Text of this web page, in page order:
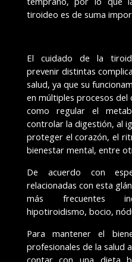
tiroideo es de suma
El cuidado de la
prevenir distintas
salud, ya que su
en múltiples procesos del
como regular el
controlar la digestión, al
proteger el corazón, el
bienestar mental, entre
De acuerdo con
relacionadas con esta
más frecuentes
hipotiroidismo, bocio,
Para mantener el
profesionales de la salud
contar con una dieta